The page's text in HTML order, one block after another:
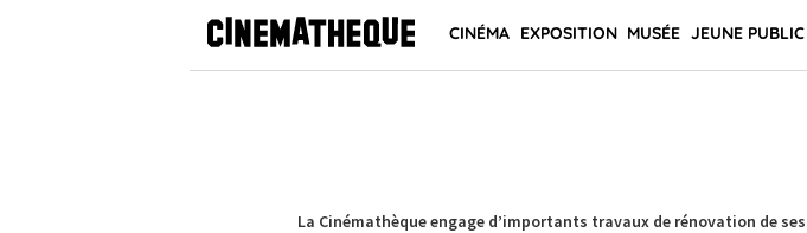
CINÉMA EXPOSITION MUSÉE JEUNE PUBLIC
La Cinémathèque engage d’importants travaux de rénovation de